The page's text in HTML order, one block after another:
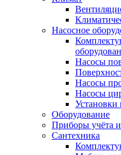
Насосное
Насосы
Насосы
Насосы
Установки
Оборудование
Приборы учёта
Сантехника